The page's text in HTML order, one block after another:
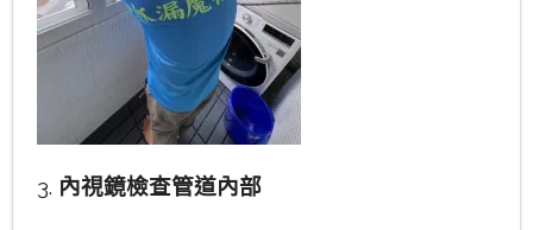
3. 內視鏡檢查管道內部